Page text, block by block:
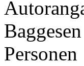
Baggesen
Personen